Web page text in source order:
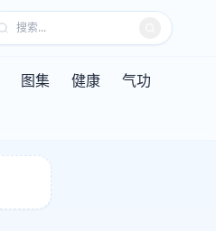
图集 健康
气功